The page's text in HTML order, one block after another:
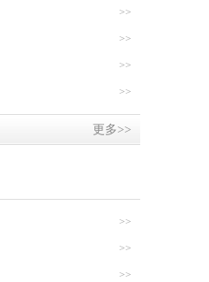
>>
>>
>>
>>
更多>>
>>
>>
>>